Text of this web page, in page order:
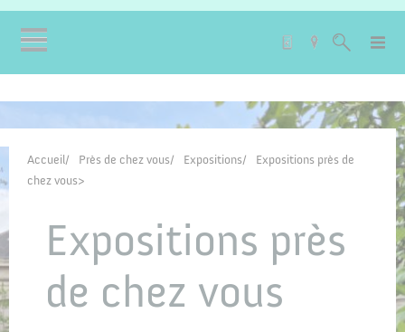
Accueil Près de chez vous Expositions
Expositions près de
chez vous
Expositions près
de chez vous